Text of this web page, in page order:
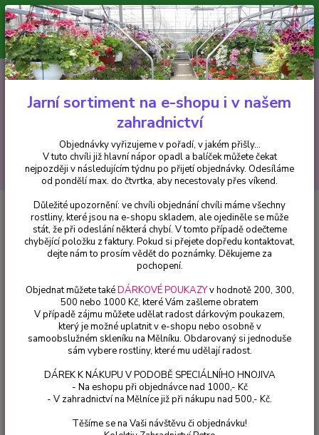
Minimální hodnota pro odeslání z e-shopu je 300 Kč.
V tuto chvíli již hlavní nápor objednávek opadl a balíček můžete čekat
nejpozději v následujícím týdnu po přijetí objednávky. Objednávky
vyřizujeme v pořadí, v jakém přišly...
CZK
Hledat
+420 602 223 614 0ks
za0 Kč
Fuchsie Browilobis Fuchsie 334
Browilobis Fuchsie 334
Jarní sortiment na e-shopu i v našem
zahradnictví
Objednávky vyřizujeme v pořadí, v jakém přišly...
V tuto chvíli již hlavní nápor opadl a balíček můžete čekat
nejpozději v následujícím týdnu po přijetí objednávky. Odesíláme
od pondělí max. do čtvrtka, aby necestovaly přes víkend.
Důležité upozornění: ve chvíli objednání chvíli máme všechny
rostliny, které jsou na e-shopu skladem, ale ojediněle se může
stát, že při odeslání některá chybí. V tomto případě odečteme
chybějící položku z faktury. Pokud si přejete dopředu kontaktovat,
dejte nám to prosím vědět do poznámky. Děkujeme za
pochopení.
Objednat můžete takéDÁRKOVÉ POUKAZYv hodnotě 200, 300,
500 nebo 1000 Kč, které Vám zašleme obratem
V případě zájmu můžete udělat radost dárkovým poukazem,
který je možné uplatnit v e-shopu nebo osobně v
samoobslužném skleníku na Mělníku. Obdarovaný si jednoduše
sám vybere rostliny, které mu udělají radost.
DÁREK K NÁKUPU V PODOBĚ SPECIÁLNÍHO HNOJIVA
- Na eshopu při objednávce nad 1000,- Kč
- V zahradnictví na Mělníce již při nákupu nad 500,- Kč.
Těšíme se na Vaši návštěvu či objednávku!